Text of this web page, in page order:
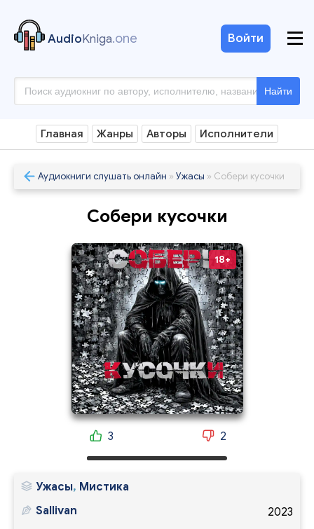
AudioKniga.one
Найти
Войти
Главная Жанры Авторы Исполнители
Аудиокниги слушать онлайн » Ужасы » Собери кусочки
Собери кусочки
18+
3 2
Ужасы, Мистика
2023
Sallivan